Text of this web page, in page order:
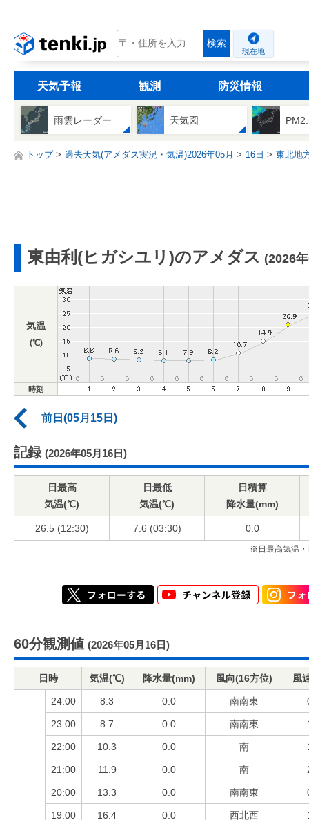
tenki.jp 検索
現在地
天気予報 観測 防災情報
雨雲レーダー 天気図
トップ 過去天気(アメダス実況・気温)2026年05月 16日 東北地
東由利(ヒガシユリ)のアメダス (2026
気温
(℃)
時刻
前日(05月15日)
記録 (2026年05月16日)
日最高
気温(℃)
日最低
気温(℃)
日積算
降水量(mm)
26.5 (12:30) 7.6 (03:30) 0.0
※日最高気温・
60分観測値 (2026年05月16日)
日時 気温(℃) 降水量(mm) 風向(16方位) 風
24:00 8.3 0.0 南南東
23:00 8.7 0.0 南南東
22:00 10.3 0.0 南
21:00 11.9 0.0 南
20:00 13.3 0.0 南南東
19:00 16.4 0.0 西北西